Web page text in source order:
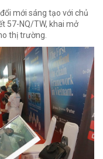
mới sáng tạo với chủ
57-NQ/TW, khai mở
thị trường.